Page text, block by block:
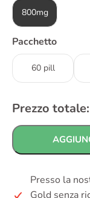
800mg
Pacchetto
60 pill
Prezzo totale:
Presso la
Gold senza